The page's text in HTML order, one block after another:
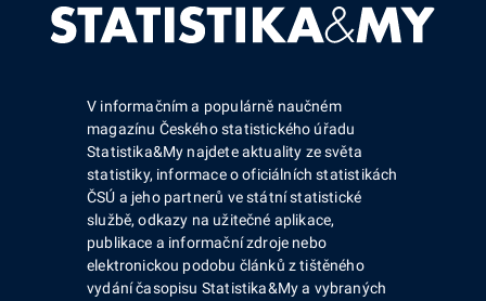
V informačním a populárně naučném
magazínu Českého statistického úřadu
Statistika&My najdete aktuality ze světa
statistiky, informace o oficiálních statistikách
ČSÚ a jeho partnerů ve státní statistické
službě, odkazy na užitečné aplikace,
publikace a informační zdroje nebo
elektronickou podobu článků z tištěného
vydání časopisu Statistika&My a vybraných